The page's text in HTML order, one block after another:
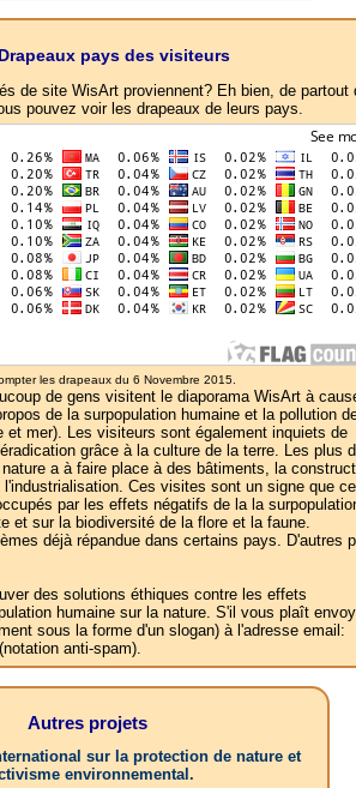
Drapeaux pays des visiteurs
de site WisArt proviennent? Eh bien, de partout
pouvez voir les drapeaux de leurs pays.
les drapeaux du 6 Novembre 2015.
de gens visitent le diaporama WisArt à
de la surpopulation humaine et la pollution
et mer). Les visiteurs sont également inquiets de
grâce à la culture de la terre. Les plus
a à faire place à des bâtiments, la
Ces visites sont un signe que
par les effets négatifs de la la
et sur la biodiversité de la flore et la faune.
déjà répandue dans certains pays. D'autres
des solutions éthiques contre les effets
humaine sur la nature. S'il vous plaît
sous la forme d'un slogan) à l'adresse email:
anti-spam).
Autres projets
sur la protection de nature et
environnemental.